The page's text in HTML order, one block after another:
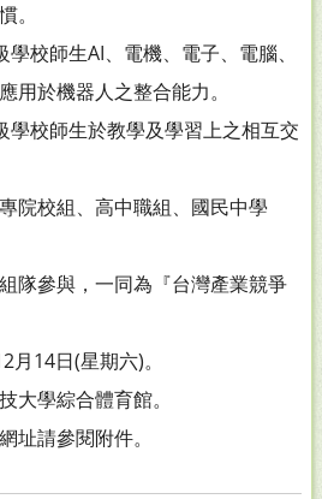
。
校師生AI、電機、電子、電腦、
用於機器人之整合能力。
學校師生於教學及學習上之相互交
院校組、高中職組、國民中學
隊參與，一同為『台灣產業競爭
14日(星期六)。
大學綜合體育館。
址請參閱附件。